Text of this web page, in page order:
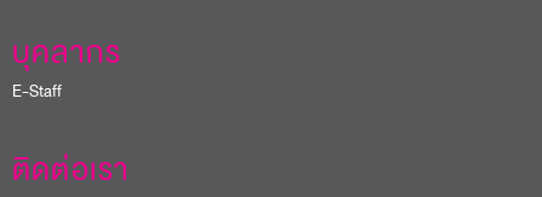
บุคลากร
E-Staff
ติดต่อเรา